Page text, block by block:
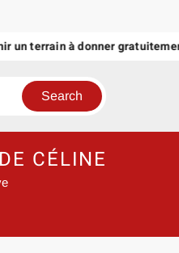
terrain à donner gratuitement
CÉLINE